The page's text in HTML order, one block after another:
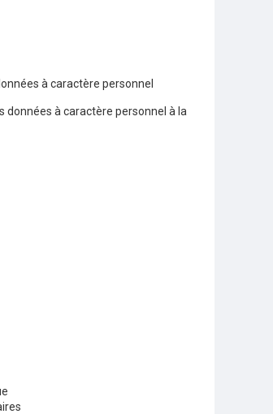
à caractère personnel
données à caractère personnel à la